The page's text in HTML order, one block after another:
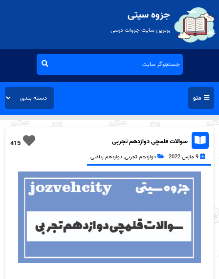
جزوه سیتی
برترین سایت جزوات درسی
منو
415 سوالات قلمچی دوازدهم تجربی
9 مارس 2022 دوازدهم تجربی,دوازدهم رباضی